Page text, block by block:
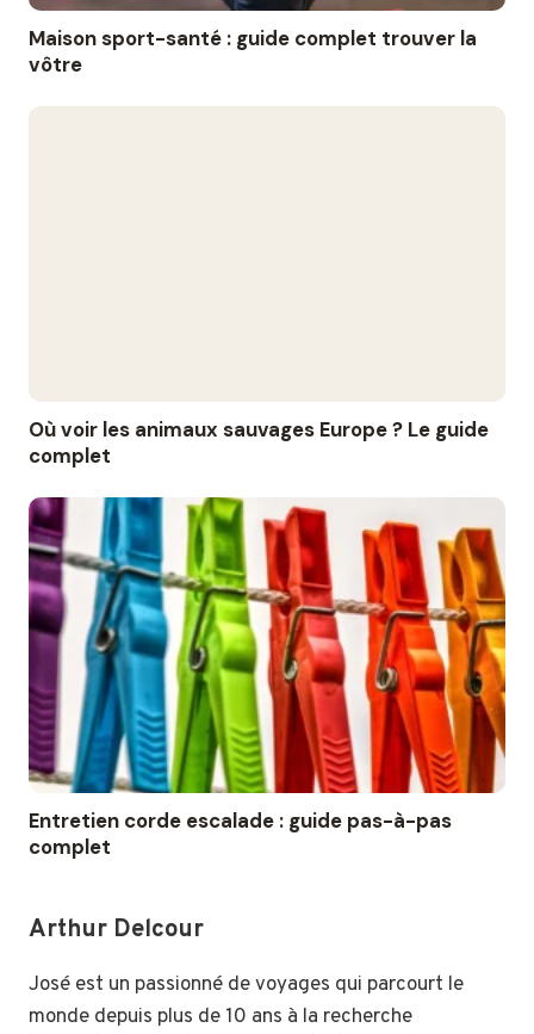
Maison sport-santé : guide complet trouver la
vôtre
Où voir les animaux sauvages Europe ? Le guide
complet
Entretien corde escalade : guide pas-à-pas
complet
Arthur Delcour
José est un passionné de voyages qui parcourt le
monde depuis plus de 10 ans à la recherche